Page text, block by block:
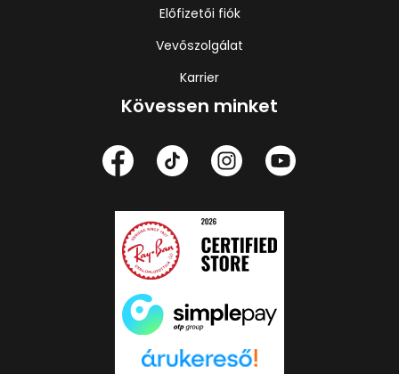
Előfizetői fiók
Vevőszolgálat
Karrier
Kövessen minket